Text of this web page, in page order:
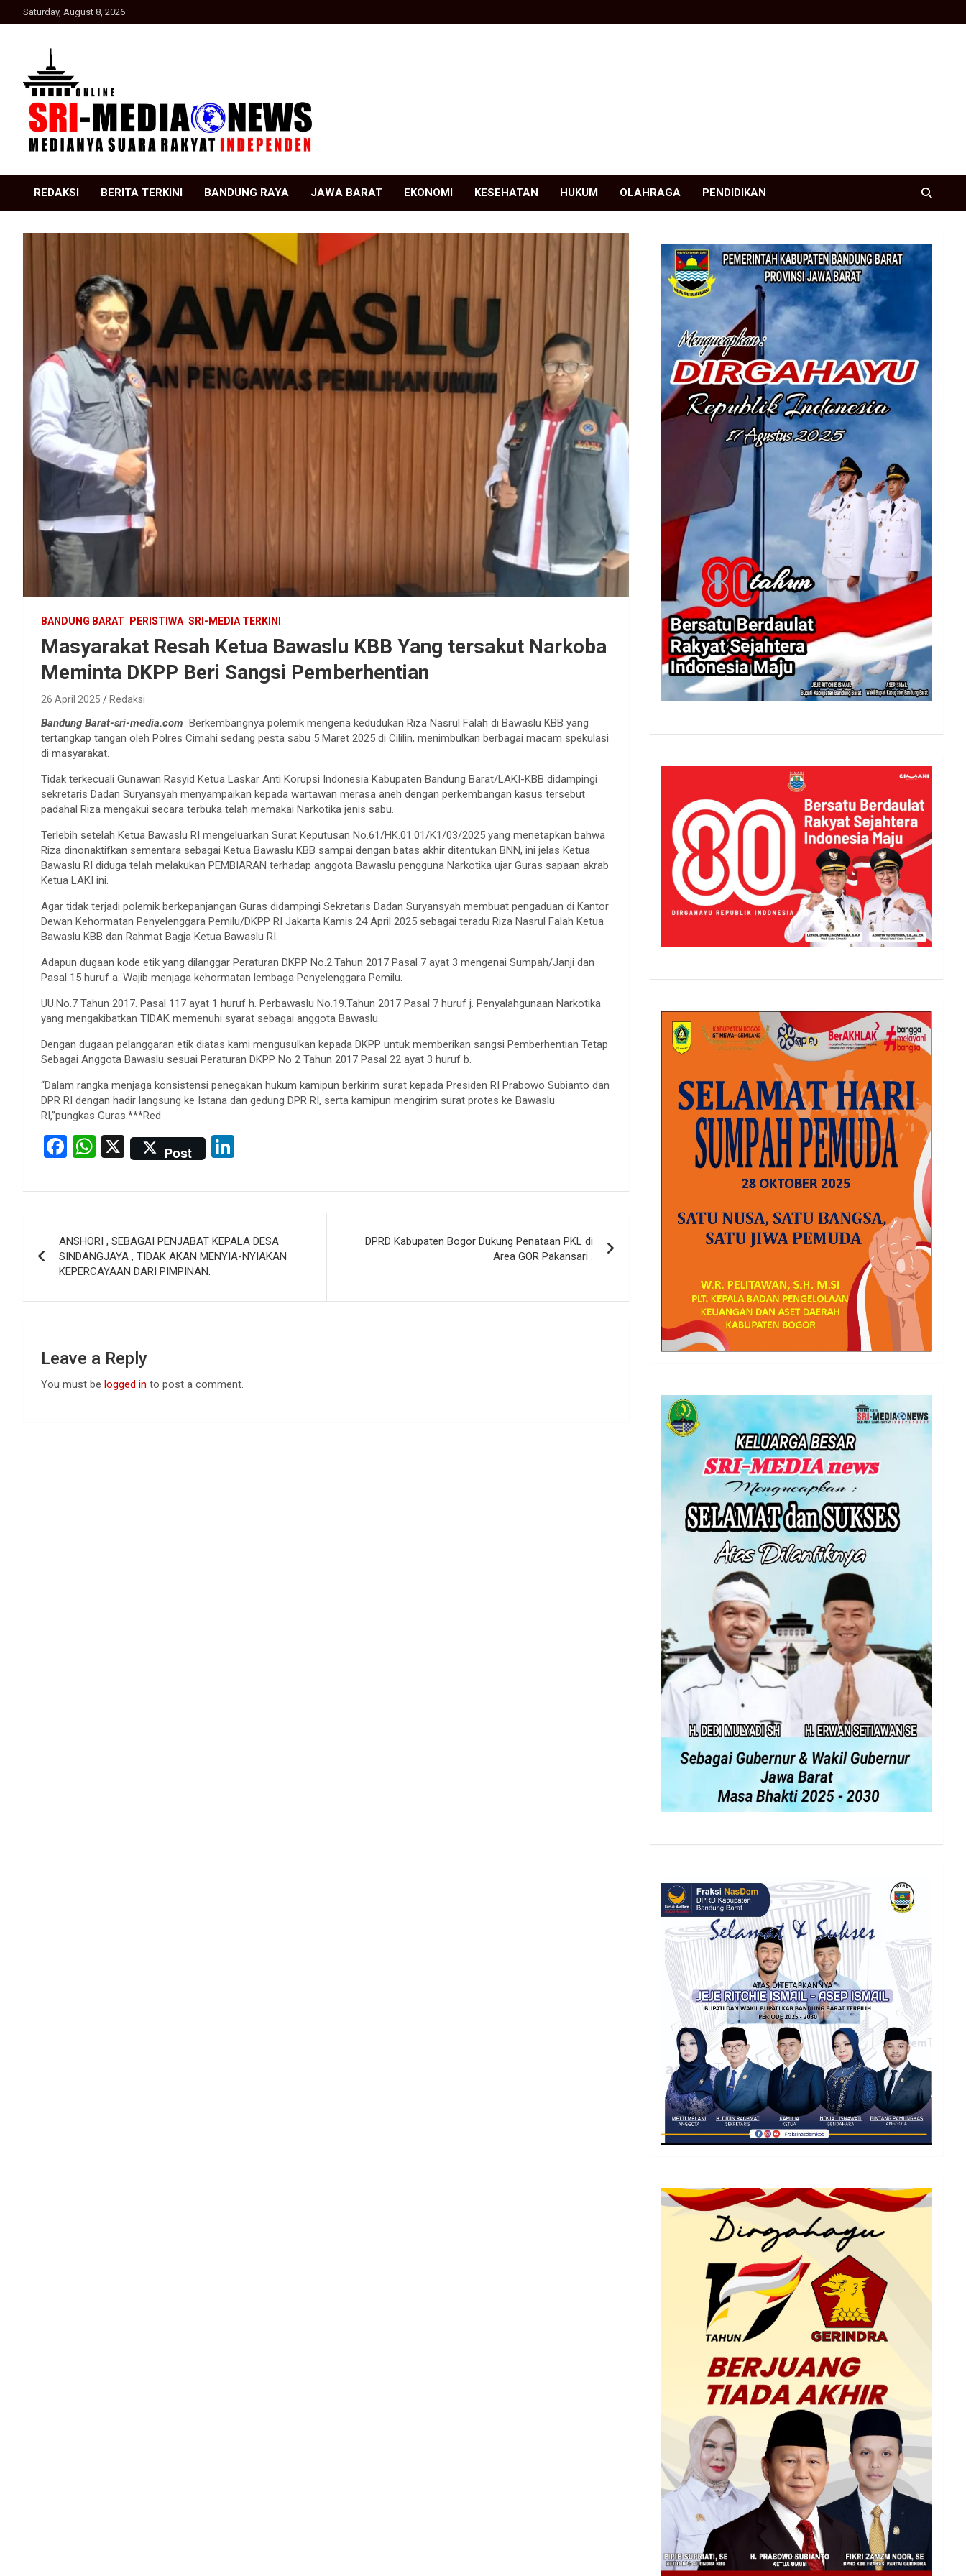
to
Saturday, August 8, 2026
SRI Media news
REDAKSI BERITA TERKINI BANDUNG RAYA JAWA BARAT EKONOMI KESEHATAN HUKUM OLAHRAGA PENDIDIKAN
BANDUNG BARAT PERISTIWA SRI-MEDIA TERKINI
Masyarakat Resah Ketua Bawaslu KBB Yang tersakut Narkoba
Meminta DKPP Beri Sangsi Pemberhentian
26 April 2025 Redaksi
Bandung Barat-sri-media.com Berkembangnya polemik mengena kedudukan Riza Nasrul Falah di Bawaslu KBB yang
tertangkap tangan oleh Polres Cimahi sedang pesta sabu 5 Maret 2025 di Cililin, menimbulkan berbagai macam spekulasi
di masyarakat.
Tidak terkecuali Gunawan Rasyid Ketua Laskar Anti Korupsi Indonesia Kabupaten Bandung Barat/LAKI-KBB didampingi
sekretaris Dadan Suryansyah menyampaikan kepada wartawan merasa aneh dengan perkembangan kasus tersebut
padahal Riza mengakui secara terbuka telah memakai Narkotika jenis sabu.
Terlebih setelah Ketua Bawaslu RI mengeluarkan Surat Keputusan No.61/HK.01.01/K1/03/2025 yang menetapkan bahwa
Riza dinonaktifkan sementara sebagai Ketua Bawaslu KBB sampai dengan batas akhir ditentukan BNN, ini jelas Ketua
Bawaslu RI diduga telah melakukan PEMBIARAN terhadap anggota Bawaslu pengguna Narkotika ujar Guras sapaan akrab
Ketua LAKI ini.
Agar tidak terjadi polemik berkepanjangan Guras didampingi Sekretaris Dadan Suryansyah membuat pengaduan di Kantor
Dewan Kehormatan Penyelenggara Pemilu/DKPP RI Jakarta Kamis 24 April 2025 sebagai teradu Riza Nasrul Falah Ketua
Bawaslu KBB dan Rahmat Bagja Ketua Bawaslu RI.
Adapun dugaan kode etik yang dilanggar Peraturan DKPP No.2.Tahun 2017 Pasal 7 ayat 3 mengenai Sumpah/Janji dan
Pasal 15 huruf a. Wajib menjaga kehormatan lembaga Penyelenggara Pemilu.
UU.No.7 Tahun 2017. Pasal 117 ayat 1 huruf h. Perbawaslu No.19.Tahun 2017 Pasal 7 huruf j. Penyalahgunaan Narkotika
yang mengakibatkan TIDAK memenuhi syarat sebagai anggota Bawaslu.
Dengan dugaan pelanggaran etik diatas kami mengusulkan kepada DKPP untuk memberikan sangsi Pemberhentian Tetap
Sebagai Anggota Bawaslu sesuai Peraturan DKPP No 2 Tahun 2017 Pasal 22 ayat 3 huruf b.
“Dalam rangka menjaga konsistensi penegakan hukum kamipun berkirim surat kepada Presiden RI Prabowo Subianto dan
DPR RI dengan hadir langsung ke Istana dan gedung DPR RI, serta kamipun mengirim surat protes ke Bawaslu
RI,”pungkas Guras.***Red
F
ce
o
o
k
W
at
A
p
p
X Post
ke
n
navigation
ANSHORI , SEBAGAI PENJABAT KEPALA DESA
SINDANGJAYA , TIDAK AKAN MENYIA-NYIAKAN
KEPERCAYAAN DARI PIMPINAN.
DPRD Kabupaten Bogor Dukung Penataan PKL di
Area GOR Pakansari .
Leave a Reply
You must be logged in to post a comment.